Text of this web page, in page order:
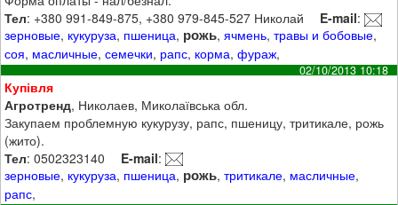
Тел: +380 991-849-875, +380 979-845-527 Николай E-mail:
зерновые, кукуруза, пшеница, рожь,ячмень,травы и бобовые,
соя, масличные,семечки, рапс, корма,фураж,
02/10/2013 10:18
Купівля
Агротренд, Николаев, Миколаївська обл.
Закупаем проблемную кукурузу, рапс, пшеницу, тритикале, рожь
(жито).
Тел: 0502323140 E-mail:
зерновые, кукуруза, пшеница, рожь,тритикале, масличные,
рапс,